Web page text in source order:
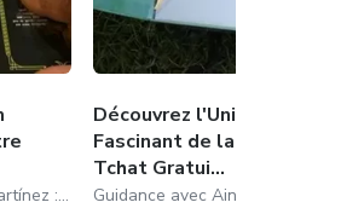
Guidance avec Ainhoa Martínez : 01 75 75 44 89
Découvrez l'Univers
Fascinant de la Voyance par
Tchat Gratui...